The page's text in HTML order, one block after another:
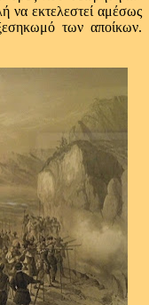
να εκτελεστεί αμέσως
των αποίκων.